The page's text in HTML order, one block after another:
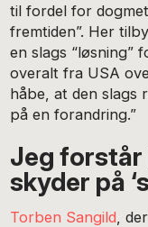
til fordel for
fremtiden”. Her
en slags “løsning”
overalt fra USA
håbe, at den slags
på en forandring.”
Jeg forstår
skyder på
Torben Sangild ,